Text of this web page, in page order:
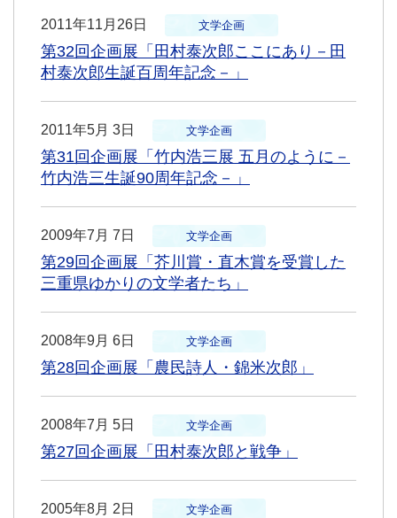
2011年11月26日 文学企画
第32回企画展「田村泰次郎ここにあり－田
村泰次郎生誕百周年記念－」
2011年5月 3日 文学企画
第31回企画展「竹内浩三展 五月のように－
竹内浩三生誕90周年記念－」
2009年7月 7日 文学企画
第29回企画展「芥川賞・直木賞を受賞した
三重県ゆかりの文学者たち」
2008年9月 6日 文学企画
第28回企画展「農民詩人・錦米次郎」
2008年7月 5日 文学企画
第27回企画展「田村泰次郎と戦争」
2005年8月 2日 文学企画